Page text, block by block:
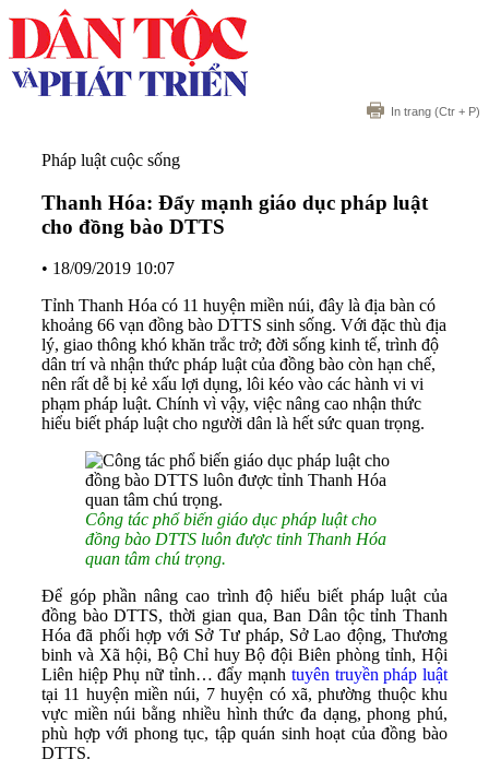
In trang (Ctr + P)
Pháp luật cuộc sống
Thanh Hóa: Đẩy mạnh giáo dục pháp luật
cho đồng bào DTTS
• 18/09/2019 10:07
Tỉnh Thanh Hóa có 11 huyện miền núi, đây là địa bàn có
khoảng 66 vạn đồng bào DTTS sinh sống. Với đặc thù địa
lý, giao thông khó khăn trắc trở; đời sống kinh tế, trình độ
dân trí và nhận thức pháp luật của đồng bào còn hạn chế,
nên rất dễ bị kẻ xấu lợi dụng, lôi kéo vào các hành vi vi
phạm pháp luật. Chính vì vậy, việc nâng cao nhận thức
hiểu biết pháp luật cho người dân là hết sức quan trọng.
Công tác phổ biến giáo dục pháp luật cho
đồng bào DTTS luôn được tỉnh Thanh Hóa
quan tâm chú trọng.
Ðể góp phần nâng cao trình độ hiểu biết pháp luật của
đồng bào DTTS, thời gian qua, Ban Dân tộc tỉnh Thanh
Hóa đã phối hợp với Sở Tư pháp, Sở Lao động, Thương
binh và Xã hội, Bộ Chỉ huy Bộ đội Biên phòng tỉnh, Hội
Liên hiệp Phụ nữ tỉnh… đẩy mạnh tuyên truyền pháp luật
tại 11 huyện miền núi, 7 huyện có xã, phường thuộc khu
vực miền núi bằng nhiều hình thức đa dạng, phong phú,
phù hợp với phong tục, tập quán sinh hoạt của đồng bào
DTTS.